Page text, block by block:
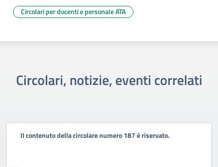
Circolari per docenti e personale ATA
Circolari, notizie, eventi correlati
Il contenuto della circolare numero 187 è riservato.